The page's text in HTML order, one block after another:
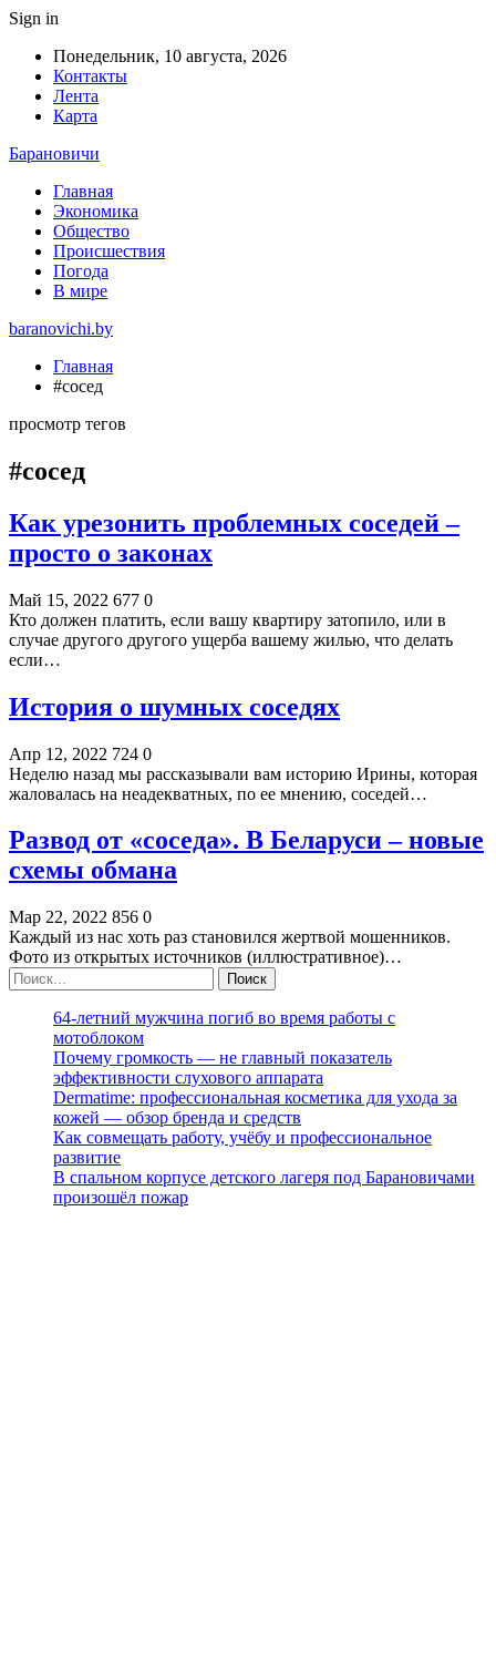
Sign in
Понедельник, 10 августа, 2026
Контакты
Лента
Карта
Барановичи
Главная
Экономика
Общество
Происшествия
Погода
В мире
baranovichi.by
Главная
#сосед
просмотр тегов
#сосед
Как урезонить проблемных соседей –
просто о законах
Май 15, 2022 677 0
Кто должен платить, если вашу квартиру затопило, или в
случае другого другого ущерба вашему жилью, что делать
если…
История о шумных соседях
Апр 12, 2022 724 0
Неделю назад мы рассказывали вам историю Ирины, которая
жаловалась на неадекватных, по ее мнению, соседей…
Развод от «соседа». В Беларуси – новые
схемы обмана
Мар 22, 2022 856 0
Каждый из нас хоть раз становился жертвой мошенников.
Фото из открытых источников (иллюстративное)…
64-летний мужчина погиб во время работы с
мотоблоком
Почему громкость — не главный показатель
эффективности слухового аппарата
Dermatime: профессиональная косметика для ухода за
кожей — обзор бренда и средств
Как совмещать работу, учёбу и профессиональное
развитие
В спальном корпусе детского лагеря под Барановичами
произошёл пожар